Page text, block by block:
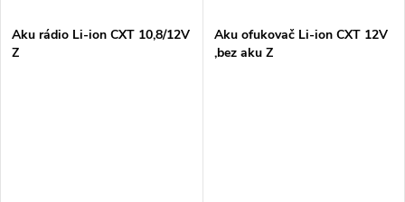
p
s
p
Aku rádio Li-ion CXT 10,8/12V
Z
Aku ofukovač Li-ion CXT 12V
,bez aku Z